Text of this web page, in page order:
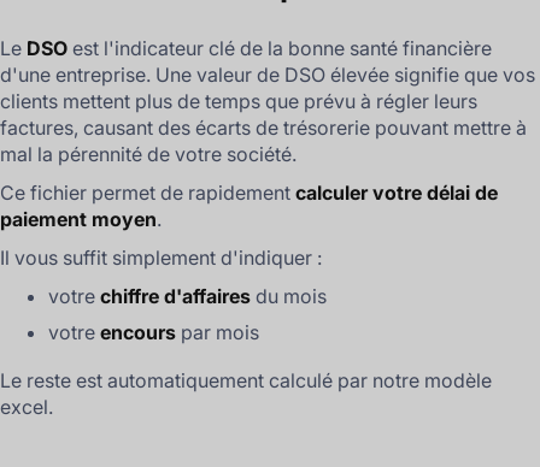
Le DSO est l'indicateur clé de la bonne santé financière
d'une entreprise. Une valeur de DSO élevée signifie que vos
clients mettent plus de temps que prévu à régler leurs
factures, causant des écarts de trésorerie pouvant mettre à
mal la pérennité de votre société.
Ce fichier permet de rapidement calculer votre délai de
paiement moyen.
Il vous suffit simplement d'indiquer :
votre chiffre d'affaires du mois
votre encours par mois
Le reste est automatiquement calculé par notre modèle
excel.